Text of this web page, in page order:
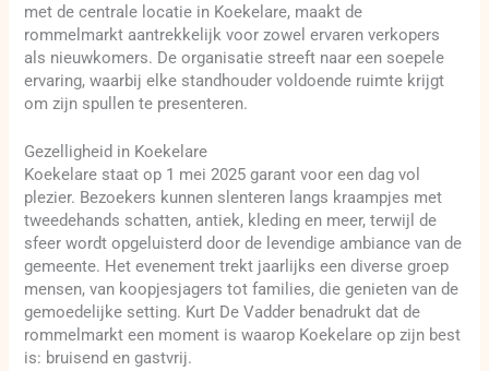
met de centrale locatie in Koekelare, maakt de
rommelmarkt aantrekkelijk voor zowel ervaren verkopers
als nieuwkomers. De organisatie streeft naar een soepele
ervaring, waarbij elke standhouder voldoende ruimte krijgt
om zijn spullen te presenteren.
Gezelligheid in Koekelare
Koekelare staat op 1 mei 2025 garant voor een dag vol
plezier. Bezoekers kunnen slenteren langs kraampjes met
tweedehands schatten, antiek, kleding en meer, terwijl de
sfeer wordt opgeluisterd door de levendige ambiance van de
gemeente. Het evenement trekt jaarlijks een diverse groep
mensen, van koopjesjagers tot families, die genieten van de
gemoedelijke setting. Kurt De Vadder benadrukt dat de
rommelmarkt een moment is waarop Koekelare op zijn best
is: bruisend en gastvrij.